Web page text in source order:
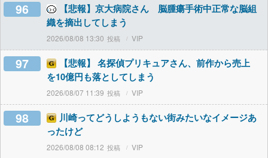
96
【悲報】京大病院さん 脳腫瘍手術中正常な脳組
織を摘出してしまう
2026/08/08 13:30 VIP
97
【悲報】 名探偵プリキュアさん、前作から売上
を10億円も落としてしまう
2026/08/07 11:39 VIP
98
川崎ってどうしようもない街みたいなイメージあ
ったけど
2026/08/08 08:12 VIP